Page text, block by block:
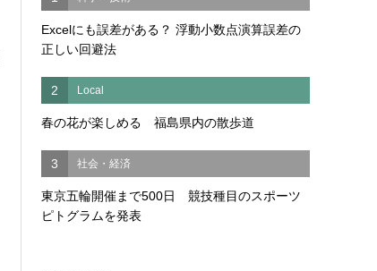
Excelにも誤差がある？ 浮動小数点演算誤差の
正しい回避法
2 Local
春の花が楽しめる 福島県内の散歩道
3 社会・経済
東京五輪開催まで500日 競技種目のスポーツ
ピトグラムを発表